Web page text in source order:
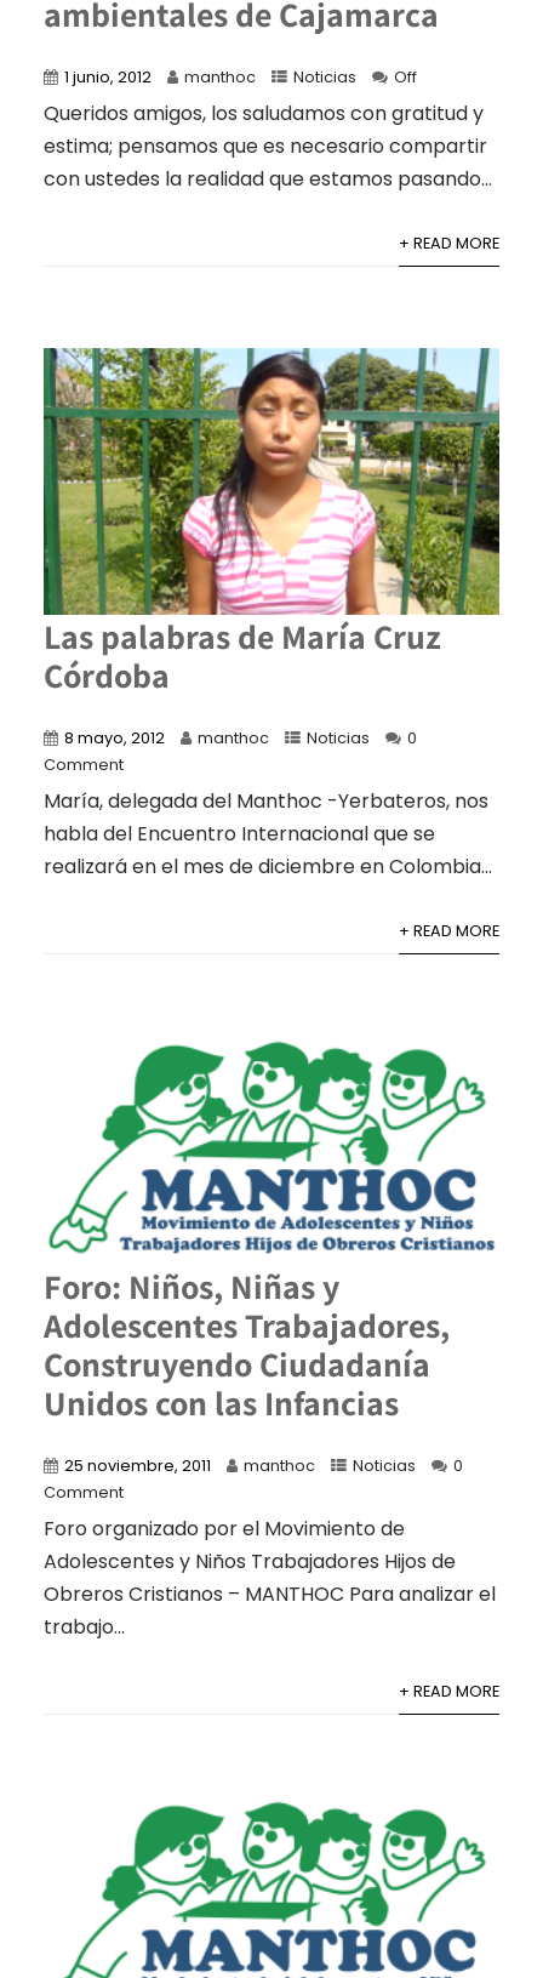
ambientales de Cajamarca
1 junio, 2012 manthoc Noticias Off
Queridos amigos, los saludamos con gratitud y
estima; pensamos que es necesario compartir
con ustedes la realidad que estamos pasando...
+ READ MORE
Las palabras de María Cruz
Córdoba
8 mayo, 2012 manthoc Noticias
0
Comment
María, delegada del Manthoc -Yerbateros, nos
habla del Encuentro Internacional que se
realizará en el mes de diciembre en Colombia...
+ READ MORE
Foro: Niños, Niñas y
Adolescentes Trabajadores,
Construyendo Ciudadanía
Unidos con las Infancias
25 noviembre, 2011 manthoc Noticias
0
Comment
Foro organizado por el Movimiento de
Adolescentes y Niños Trabajadores Hijos de
Obreros Cristianos – MANTHOC Para analizar el
trabajo...
+ READ MORE